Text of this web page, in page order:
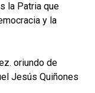
la Patria que
y la
oriundo de
Jesús Quiñones